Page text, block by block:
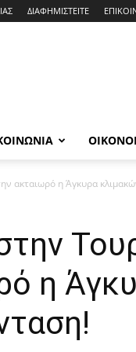
ΔΙΑΦΗΜΙΣΤΕΙΤΕ
ακταιωρό η Άγκυρα
η